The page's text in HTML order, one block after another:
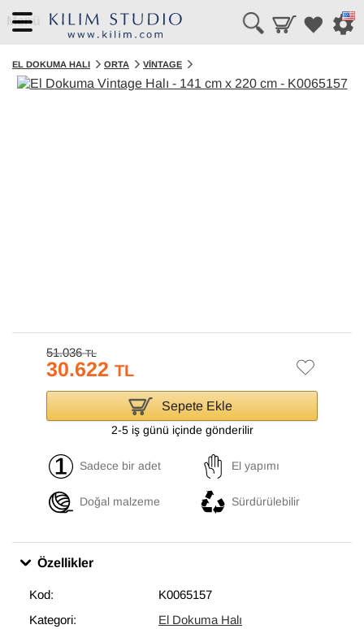
Menü
EL DOKUMA HALI ORTA VINTAGE
51.036TL
30.622 TL
Sepete Ekle
2-5 iş günü içinde gönderilir
Sadece bir adet El yapımı
Doğal malzeme Sürdürülebilir
Özellikler
Kod:
K0065157
Kategori:
El Dokuma Halı